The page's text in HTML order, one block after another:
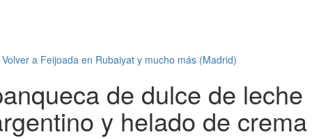
Volver a Feijoada en Rubaiyat y mucho más (Madrid)
de dulce de leche
y helado de crema